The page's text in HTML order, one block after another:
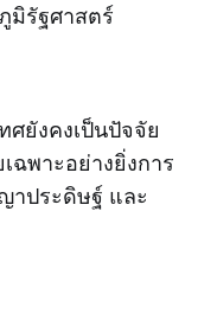
มิรัฐศาสตร์
ศยังคงเป็นปัจจัย
ฉพาะอย่างยิ่งการ
าประดิษฐ์ และ